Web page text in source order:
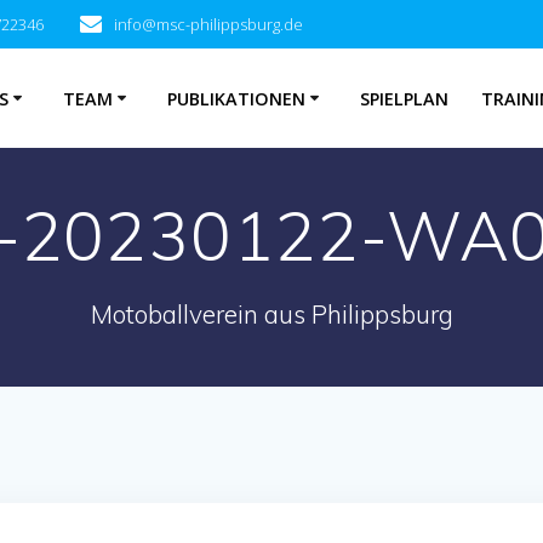
info@msc-philippsburg.de
TEAM PUBLIKATIONEN SPIELPLAN
20230122-
Motoballverein aus Philippsburg